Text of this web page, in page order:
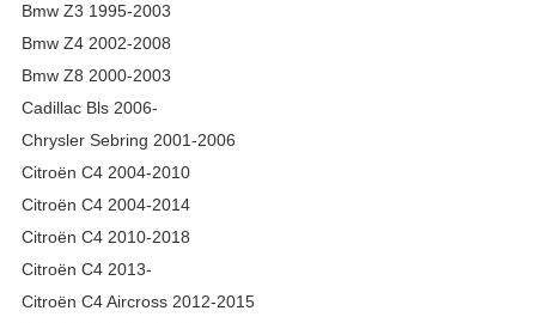
Bmw Z3 1995-2003
Bmw Z4 2002-2008
Bmw Z8 2000-2003
Cadillac Bls 2006-
Chrysler Sebring 2001-2006
Citroën C4 2004-2010
Citroën C4 2004-2014
Citroën C4 2010-2018
Citroën C4 2013-
Citroën C4 Aircross 2012-2015